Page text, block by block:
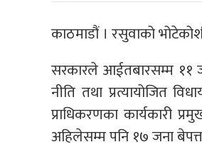
काठमाडौं । रसुवाको
सरकारले आईतबारसम्म ११
नीति तथा प्रत्यायोजित
प्राधिकरणका कार्यकारी
अहिलेसम्म पनि १७ जना